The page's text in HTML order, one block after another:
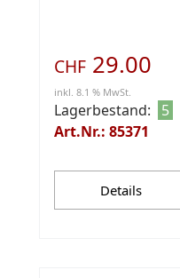
CHF 29.00
inkl. 8.1 % MwSt.
Lagerbestand:
5
Art.Nr.: 85371
Details